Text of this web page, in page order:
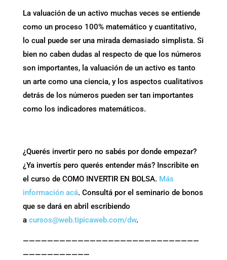
La valuación de un activo muchas veces se entiende
como un proceso 100% matemático y cuantitativo,
lo cual puede ser una mirada demasiado simplista. Si
bien no caben dudas al respecto de que los números
son importantes, la valuación de un activo es tanto
un arte como una ciencia, y los aspectos cualitativos
detrás de los números pueden ser tan importantes
como los indicadores matemáticos.
¿Querés invertir pero no sabés por donde empezar?
¿Ya invertís pero querés entender más? Inscribite en
el curso de COMO INVERTIR EN BOLSA. Más
información acá. Consultá por el seminario de bonos
que se dará en abril escribiendo
a cursos@web.tipicaweb.com/dw.
—————————————————————————————
———————————